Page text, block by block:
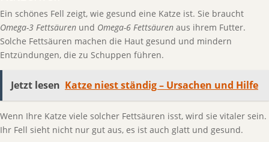
Ein schönes Fell zeigt, wie gesund eine Katze ist. Sie braucht
Omega-3 Fettsäuren und Omega-6 Fettsäuren aus ihrem Futter.
Solche Fettsäuren machen die Haut gesund und mindern
Entzündungen, die zu Schuppen führen.
Jetzt lesen Katze niest ständig – Ursachen und Hilfe
Wenn Ihre Katze viele solcher Fettsäuren isst, wird sie vitaler sein.
Ihr Fell sieht nicht nur gut aus, es ist auch glatt und gesund.